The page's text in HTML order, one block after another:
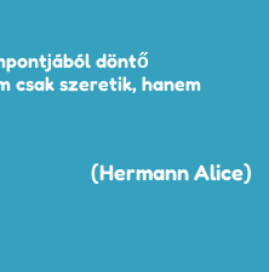
döntő
csak szeretik, hanem
(Hermann Alice)